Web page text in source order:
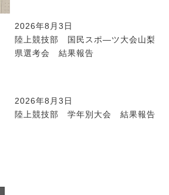
2026年8月3日
陸上競技部 国民スポ―ツ大会山梨
県選考会 結果報告
2026年8月3日
陸上競技部 学年別大会 結果報告